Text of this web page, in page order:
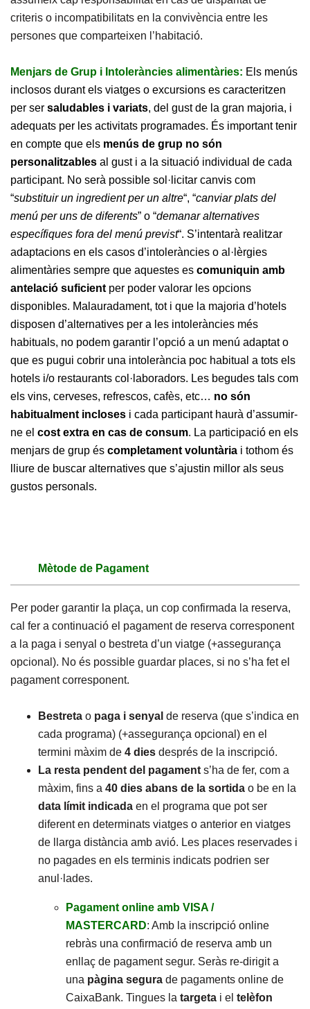
criteris o incompatibilitats en la convivència entre les
persones que comparteixen l’habitació.
Menjars de Grup i Intoleràncies alimentàries: Els menús
inclosos durant els viatges o excursions es caracteritzen
per ser saludables i variats, del gust de la gran majoria, i
adequats per les activitats programades. És important tenir
en compte que els menús de grup no són
personalitzables al gust i a la situació individual de cada
participant. No serà possible sol·licitar canvis com
“substituir un ingredient per un altre“, “canviar plats del
menú per uns de diferents” o “demanar alternatives
específiques fora del menú previst“. S’intentarà realitzar
adaptacions en els casos d’intoleràncies o al·lèrgies
alimentàries sempre que aquestes es comuniquin amb
antelació suficient per poder valorar les opcions
disponibles. Malauradament, tot i que la majoria d’hotels
disposen d’alternatives per a les intoleràncies més
habituals, no podem garantir l’opció a un menú adaptat o
que es pugui cobrir una intolerància poc habitual a tots els
hotels i/o restaurants col·laboradors. Les begudes tals com
els vins, cerveses, refrescos, cafès, etc… no són
habitualment incloses i cada participant haurà d’assumir-
ne el cost extra en cas de consum. La participació en els
menjars de grup és completament voluntària i tothom és
lliure de buscar alternatives que s’ajustin millor als seus
gustos personals.
Mètode de Pagament
Per poder garantir la plaça, un cop confirmada la reserva,
cal fer a continuació el pagament de reserva corresponent
a la paga i senyal o bestreta d’un viatge (+assegurança
opcional). No és possible guardar places, si no s’ha fet el
pagament corresponent.
Bestreta o paga i senyal de reserva (que s’indica en
cada programa) (+assegurança opcional) en el
termini màxim de 4 dies després de la inscripció.
La resta pendent del pagament s’ha de fer, com a
màxim, fins a 40 dies abans de la sortida o be en la
data límit indicada en el programa que pot ser
diferent en determinats viatges o anterior en viatges
de llarga distància amb avió. Les places reservades i
no pagades en els terminis indicats podrien ser
anul·lades.
Pagament online amb VISA /
MASTERCARD: Amb la inscripció online
rebràs una confirmació de reserva amb un
enllaç de pagament segur. Seràs re-dirigit a
una pàgina segura de pagaments online de
CaixaBank. Tingues la targeta i el telèfon